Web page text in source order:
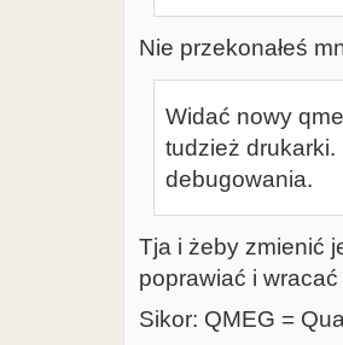
Nie przekonałeś
Widać nowy
tudzież
debugowania.
Tja i żeby zmienić
poprawiać i
Sikor: QMEG =